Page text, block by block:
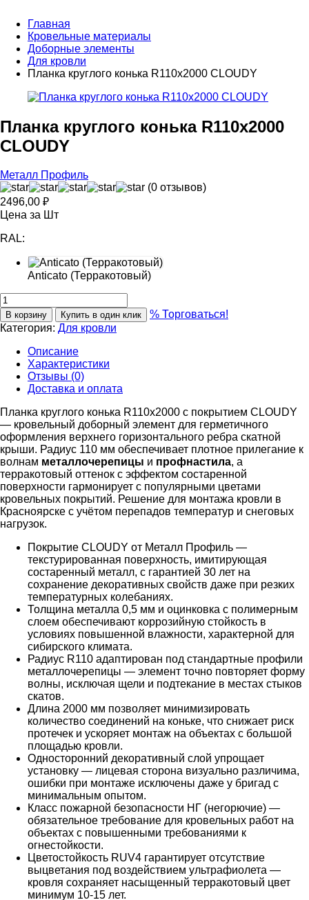
Главная
Кровельные материалы
Доборные элементы
Для кровли
Планка круглого конька R110x2000 CLOUDY
Планка круглого конька R110x2000
CLOUDY
Металл Профиль
(0 отзывов)
2496,00 ₽
Цена за Шт
RAL:
Anticato (Терракотовый)
В корзину Купить в один клик
% Торговаться!
Категория: Для кровли
Описание
Характеристики
Отзывы (0)
Доставка и оплата
Планка круглого конька R110х2000 с покрытием CLOUDY
— кровельный доборный элемент для герметичного
оформления верхнего горизонтального ребра скатной
крыши. Радиус 110 мм обеспечивает плотное прилегание к
волнам металлочерепицы и профнастила, а
терракотовый оттенок с эффектом состаренной
поверхности гармонирует с популярными цветами
кровельных покрытий. Решение для монтажа кровли в
Красноярске с учётом перепадов температур и снеговых
нагрузок.
Покрытие CLOUDY от Металл Профиль —
текстурированная поверхность, имитирующая
состаренный металл, с гарантией 30 лет на
сохранение декоративных свойств даже при резких
температурных колебаниях.
Толщина металла 0,5 мм и оцинковка с полимерным
слоем обеспечивают коррозийную стойкость в
условиях повышенной влажности, характерной для
сибирского климата.
Радиус R110 адаптирован под стандартные профили
металлочерепицы — элемент точно повторяет форму
волны, исключая щели и подтекание в местах стыков
скатов.
Длина 2000 мм позволяет минимизировать
количество соединений на коньке, что снижает риск
протечек и ускоряет монтаж на объектах с большой
площадью кровли.
Односторонний декоративный слой упрощает
установку — лицевая сторона визуально различима,
ошибки при монтаже исключены даже у бригад с
минимальным опытом.
Класс пожарной безопасности НГ (негорючие) —
обязательное требование для кровельных работ на
объектах с повышенными требованиями к
огнестойкости.
Цветостойкость RUV4 гарантирует отсутствие
выцветания под воздействием ультрафиолета —
кровля сохраняет насыщенный терракотовый цвет
минимум 10-15 лет.